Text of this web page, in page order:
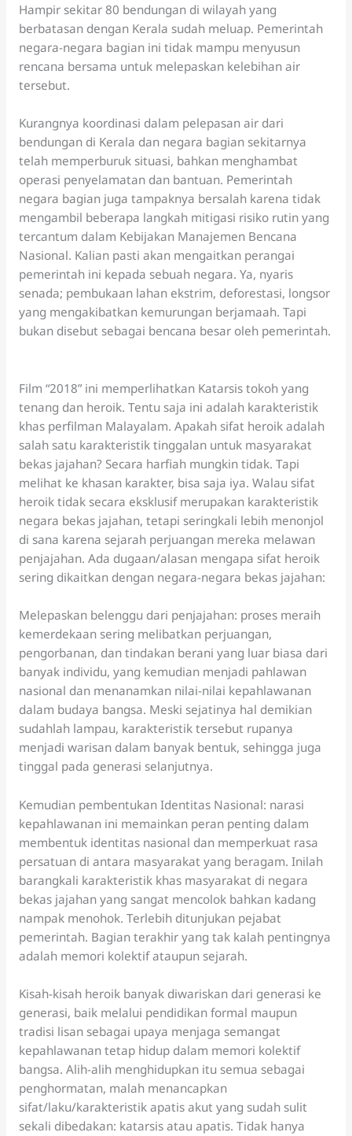
Hampir sekitar 80 bendungan di wilayah yang
berbatasan dengan Kerala sudah meluap. Pemerintah
negara-negara bagian ini tidak mampu menyusun
rencana bersama untuk melepaskan kelebihan air
tersebut.
Kurangnya koordinasi dalam pelepasan air dari
bendungan di Kerala dan negara bagian sekitarnya
telah memperburuk situasi, bahkan menghambat
operasi penyelamatan dan bantuan. Pemerintah
negara bagian juga tampaknya bersalah karena tidak
mengambil beberapa langkah mitigasi risiko rutin yang
tercantum dalam Kebijakan Manajemen Bencana
Nasional. Kalian pasti akan mengaitkan perangai
pemerintah ini kepada sebuah negara. Ya, nyaris
senada; pembukaan lahan ekstrim, deforestasi, longsor
yang mengakibatkan kemurungan berjamaah. Tapi
bukan disebut sebagai bencana besar oleh pemerintah.
Film “2018” ini memperlihatkan Katarsis tokoh yang
tenang dan heroik. Tentu saja ini adalah karakteristik
khas perfilman Malayalam. Apakah sifat heroik adalah
salah satu karakteristik tinggalan untuk masyarakat
bekas jajahan? Secara harfiah mungkin tidak. Tapi
melihat ke khasan karakter, bisa saja iya. Walau sifat
heroik tidak secara eksklusif merupakan karakteristik
negara bekas jajahan, tetapi seringkali lebih menonjol
di sana karena sejarah perjuangan mereka melawan
penjajahan. Ada dugaan/alasan mengapa sifat heroik
sering dikaitkan dengan negara-negara bekas jajahan:
Melepaskan belenggu dari penjajahan: proses meraih
kemerdekaan sering melibatkan perjuangan,
pengorbanan, dan tindakan berani yang luar biasa dari
banyak individu, yang kemudian menjadi pahlawan
nasional dan menanamkan nilai-nilai kepahlawanan
dalam budaya bangsa. Meski sejatinya hal demikian
sudahlah lampau, karakteristik tersebut rupanya
menjadi warisan dalam banyak bentuk, sehingga juga
tinggal pada generasi selanjutnya.
Kemudian pembentukan Identitas Nasional: narasi
kepahlawanan ini memainkan peran penting dalam
membentuk identitas nasional dan memperkuat rasa
persatuan di antara masyarakat yang beragam. Inilah
barangkali karakteristik khas masyarakat di negara
bekas jajahan yang sangat mencolok bahkan kadang
nampak menohok. Terlebih ditunjukan pejabat
pemerintah. Bagian terakhir yang tak kalah pentingnya
adalah memori kolektif ataupun sejarah.
Kisah-kisah heroik banyak diwariskan dari generasi ke
generasi, baik melalui pendidikan formal maupun
tradisi lisan sebagai upaya menjaga semangat
kepahlawanan tetap hidup dalam memori kolektif
bangsa. Alih-alih menghidupkan itu semua sebagai
penghormatan, malah menancapkan
sifat/laku/karakteristik apatis akut yang sudah sulit
sekali dibedakan: katarsis atau apatis. Tidak hanya